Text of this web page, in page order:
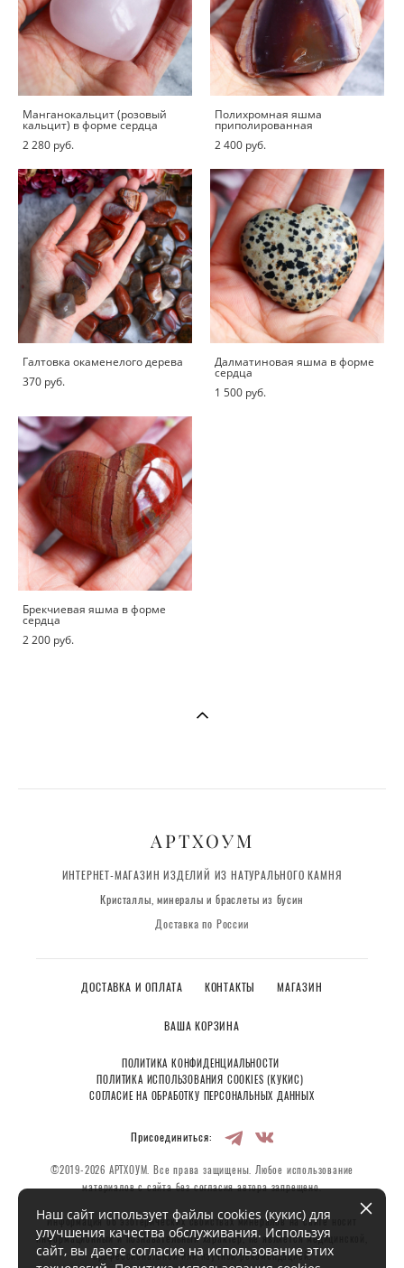
Манганокальцит (розовый
кальцит) в форме сердца
2 280 pуб.
Полихромная яшма
приполированная
2 400 pуб.
Галтовка окаменелого дерева
370 pуб.
Далматиновая яшма в форме
сердца
1 500 pуб.
Брекчиевая яшма в форме
сердца
2 200 pуб.
АРТХОУМ
ИНТЕРНЕТ-МАГАЗИН ИЗДЕЛИЙ ИЗ НАТУРАЛЬНОГО КАМНЯ
Кристаллы, минералы и браслеты из бусин
Доставка по России
ДОСТАВКА И ОПЛАТА КОНТАКТЫ МАГАЗИН
ВАША КОРЗИНА
ПОЛИТИКА КОНФИДЕНЦИАЛЬНОСТИ
ПОЛИТИКА ИСПОЛЬЗОВАНИЯ COOKIES (КУКИС)
СОГЛАСИЕ НА ОБРАБОТКУ ПЕРСОНАЛЬНЫХ ДАННЫХ
Присоединиться:
©2019-2026 АРТХОУМ. Все права защищены. Любое использование
материалов с сайта без согласия автора запрещено.
Информация об эзотерических свойствах минералов на сайте носит
информационный и познавательный характер, не является медицинской,
профессиональной или научной рекомендацией.
Наш сайт использует файлы cookies (кукис) для
улучшения качества обслуживания. Используя
сайт, вы даете согласие на использование этих